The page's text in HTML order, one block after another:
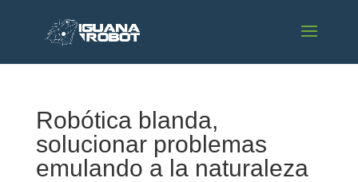
Robótica blanda,
solucionar problemas
emulando a la naturaleza